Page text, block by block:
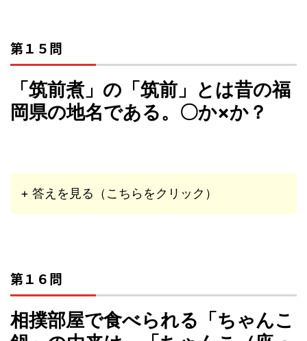
第１５問
「筑前煮」の「筑前」とは昔の福
岡県の地名である。〇か×か？
+ 答えを見る（こちらをクリック）
第１６問
相撲部屋で食べられる「ちゃんこ